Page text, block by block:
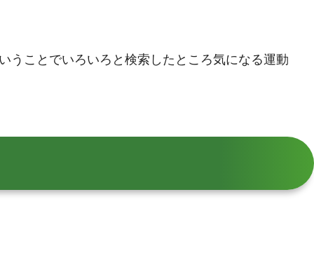
うことでいろいろと検索したところ気になる運動